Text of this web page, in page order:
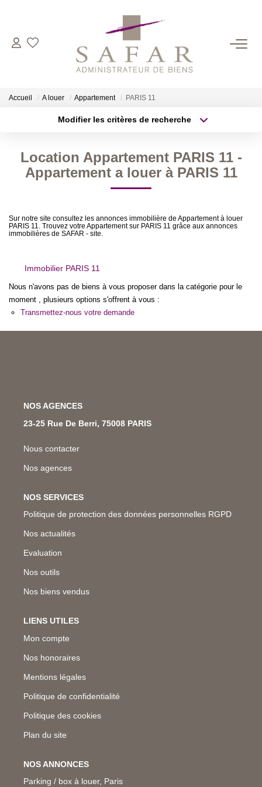
NOS CABINETS
Cadot Beauplet – Safar
Gescofim – Finorgest Paris
Nos Lettres Trimestrielles
À VENDRE
Accueil A louer Appartement PARIS 11
Modifier les critères de recherche
Sélectionnez...
Type de bien
Surface min
Créer une alerte
Location Appartement PARIS 11 -
Appartement a louer à PARIS 11
Sur notre site consultez les annonces immobilière de Appartement à louer
PARIS 11. Trouvez votre Appartement sur PARIS 11 grâce aux annonces
immobilières de SAFAR - site.
Immobilier PARIS 11
Nous n'avons pas de biens à vous proposer dans la catégorie pour le
moment , plusieurs options s'offrent à vous :
Transmettez-nous votre demande
NOS AGENCES
23-25 Rue De Berri, 75008 PARIS
Nous contacter
Nos agences
NOS SERVICES
Politique de protection des données personnelles RGPD
Nos actualités
Evaluation
Nos outils
Nos biens vendus
LIENS UTILES
Mon compte
Nos honoraires
Mentions légales
Politique de confidentialité
Politique des cookies
Plan du site
NOS ANNONCES
Parking / box à louer, Paris